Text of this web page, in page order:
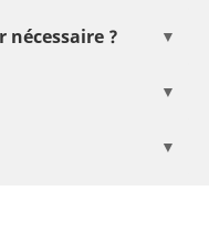
créer un bel effet
?
le débit d’eau.